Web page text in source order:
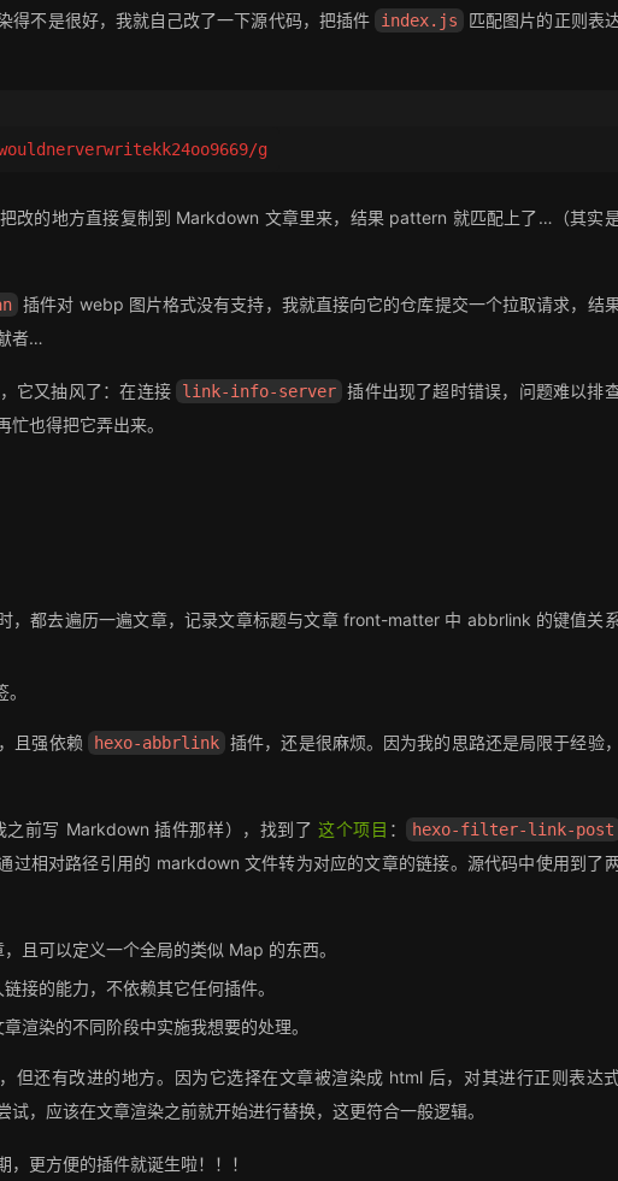
得不是很好，我就自己改了一下源代码，把插件 index.js
匹配图片的正则表
g
改的地方直接复制到 Markdown 文章里来，结果 pattern 就匹配上了…（其实
插件对 webp 图片格式没有支持，我就直接向它的仓库提交一个拉取请求，结
者…
它又抽风了：在连接 link-info-server 插件出现了超时错误，问题难以排查
也得把它弄出来。
，都去遍历一遍文章，记录文章标题与文章 front-matter 中 abbrlink 的键值关系
且强依赖 hexo-abbrlink 插件，还是很麻烦。因为我的思路还是局限于经验
之前写 Markdown 插件那样），找到了这个项目 ： hexo-filter-link-post
过相对路径引用的 markdown 文件转为对应的文章的链接。源代码中使用到了
且可以定义一个全局的类似 Map 的东西。
接的能力，不依赖其它任何插件。
渲染的不同阶段中实施我想要的处理。
但还有改进的地方。因为它选择在文章被渲染成 html 后，对其进行正则表达
，应该在文章渲染之前就开始进行替换，这更符合一般逻辑。
更方便的插件就诞生啦！！！